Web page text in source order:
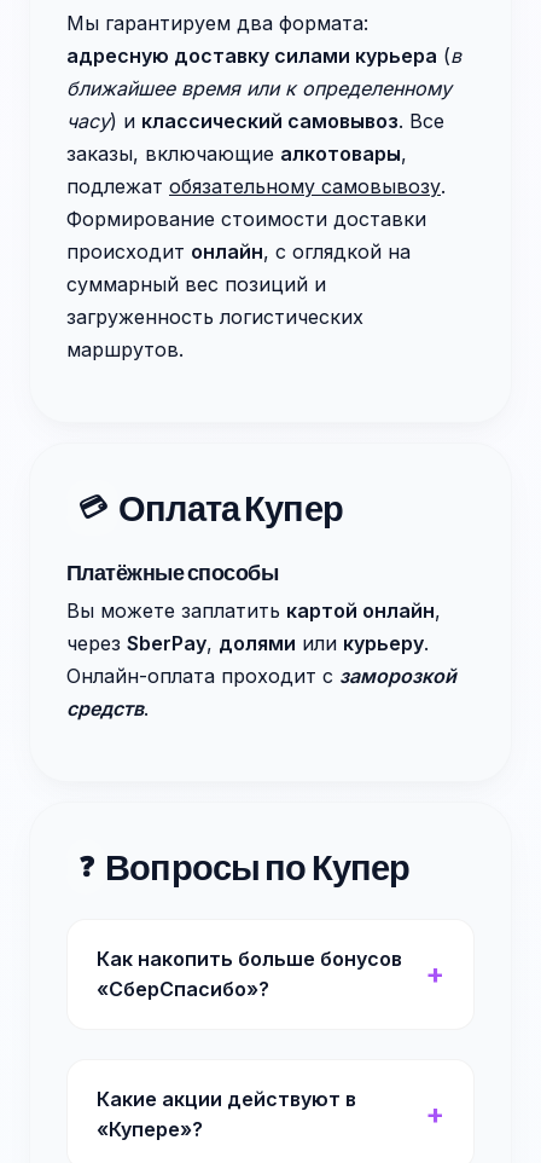
Мы гарантируем два формата:
адресную доставку силами курьера (в
ближайшее время или к определенному
часу) и классический самовывоз. Все
заказы, включающие алкотовары,
подлежат обязательному самовывозу.
Формирование стоимости доставки
происходит онлайн, с оглядкой на
суммарный вес позиций и
загруженность логистических
маршрутов.
💳 Оплата Купер
Платёжные способы
Вы можете заплатить картой онлайн,
через SberPay, долями или курьеру.
Онлайн-оплата проходит с заморозкой
средств.
❓ Вопросы по Купер
Как накопить больше бонусов
«СберСпасибо»?
Какие акции действуют в
«Купере»?